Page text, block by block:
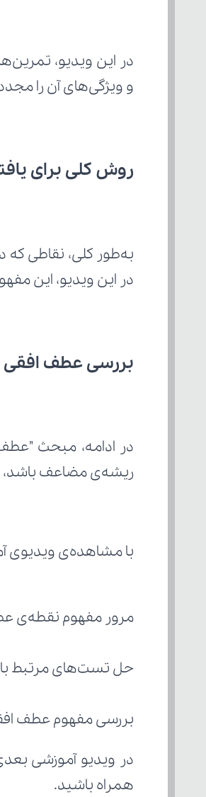
و ویژگی‌های آن را
روش کلی برای
در این ویدیو، این
بررسی عطف افقی
ریشه‌ی مضاعف باشد،
با مشاهده‌ی ویدیوی آموزشی "نقطه عطف ۲ از ۲" از
مرور مفهوم نقطه‌ی
حل تست‌های مرتبط
بررسی مفهوم عطف
همراه باشید.